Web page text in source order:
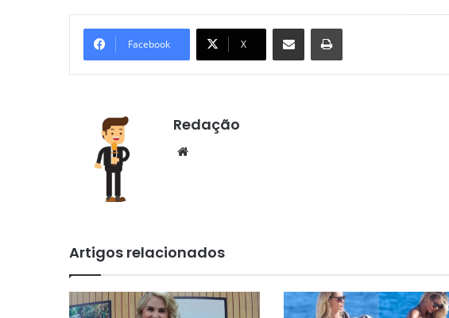
Facebook X
Compartilhar via e-mail Imprimir
Redação
Artigos relacionados